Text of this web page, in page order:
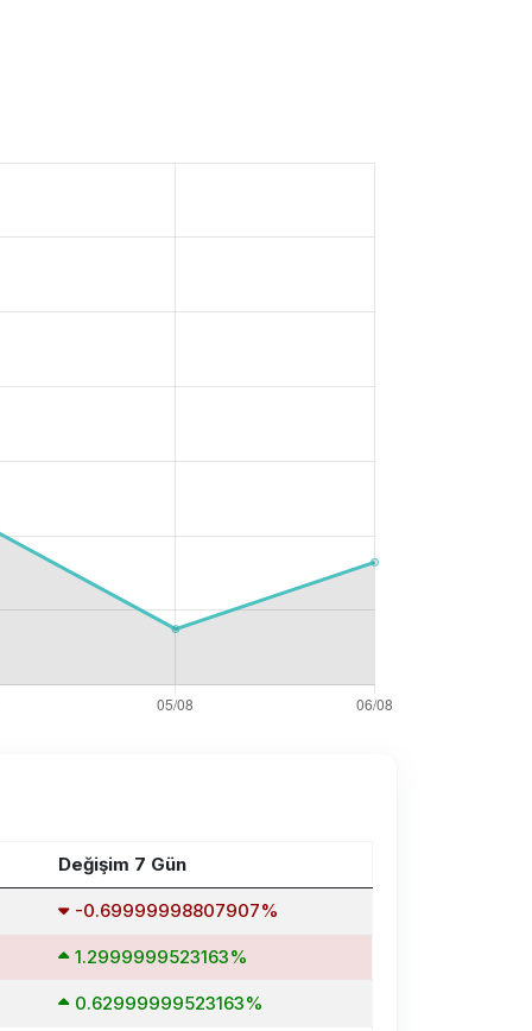
Değişim 7 Gün
-0.69999998807907%
1.2999999523163%
0.62999999523163%